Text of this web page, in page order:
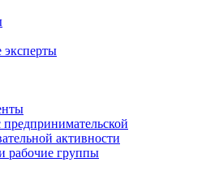
эксперты
активности
рабочие группы